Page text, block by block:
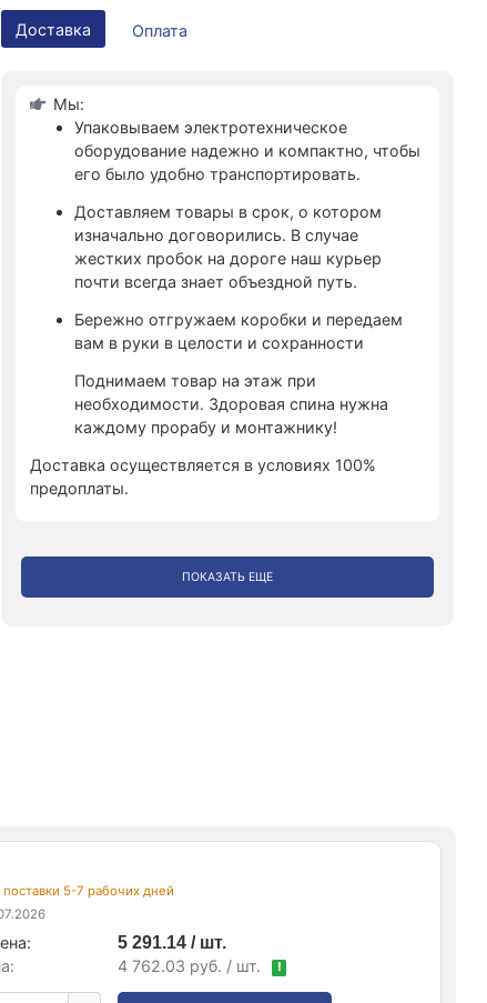
Доставка Оплата
Мы:
Упаковываем электротехническое
оборудование надежно и компактно, чтобы
его было удобно транспортировать.
Доставляем товары в срок, о котором
изначально договорились. В случае
жестких пробок на дороге наш курьер
почти всегда знает объездной путь.
Бережно отгружаем коробки и передаем
вам в руки в целости и сохранности
Поднимаем товар на этаж при
необходимости. Здоровая спина нужна
каждому прорабу и монтажнику!
Доставка осуществляется в условиях 100%
предоплаты.
ПОКАЗАТЬ ЕЩЕ
поставки 5-7 рабочих дней
5 291.14 / шт.
4 762.03 руб. / шт. !